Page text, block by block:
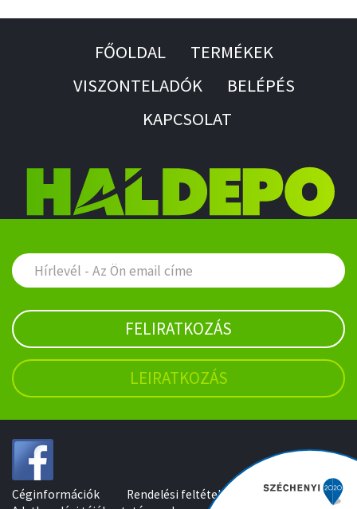
FŐOLDAL
TERMÉKEK
VISZONTELADÓK
BELÉPÉS
KAPCSOLAT
FELIRATKOZÁS
LEIRATKOZÁS
Céginformációk
Rendelési feltételek